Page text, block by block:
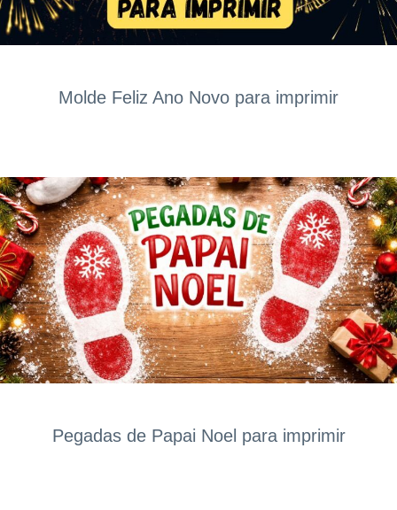
Molde Feliz Ano Novo para imprimir
Pegadas de Papai Noel para imprimir